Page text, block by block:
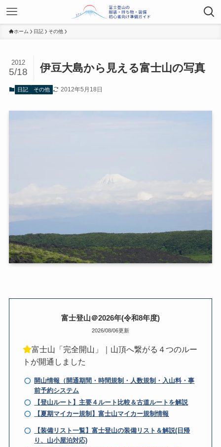
ホーム 日記 その他
伊豆大島から見える富士山の写真
2012
5/18
日記 その他 2012年5月18日
富士登山＠2026年(令和8年度)
2026/08/06更新
富士山「完全開山」｜山頂へ繋がる４つのルー
トが開通しました
開山情報（開通期間・時間規制・人数規制・入山料・事
前予約システム
【登山ルート】主要４ルート比較＆古道ルートを解説
【夏期マイカー規制】富士山マイカー規制情報
【装備リスト一覧】富士登山の装備リスト＆解説(日帰
り、山小屋泊対応)